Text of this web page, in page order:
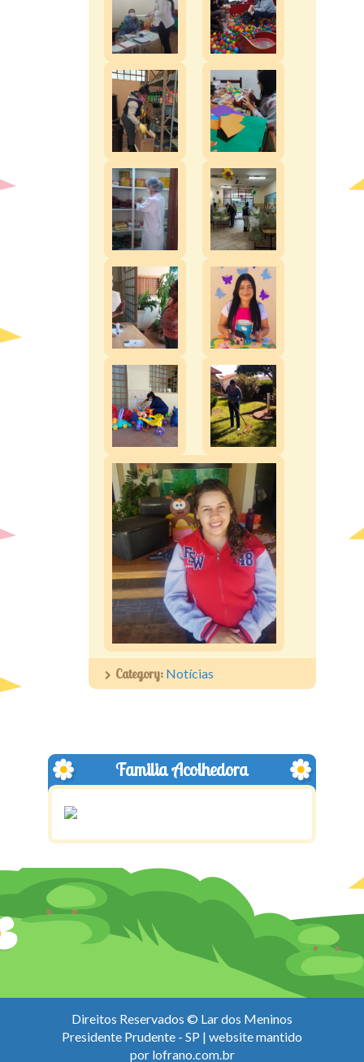
Category: Notícias
Familia Acolhedora
Direitos Reservados © Lar dos Meninos
Presidente Prudente - SP | website mantido
por lofrano.com.br